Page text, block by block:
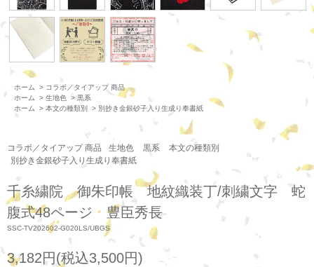
ホーム > コラボ／タイアップ 商品
ホーム
> 生地色 >黒系
ホーム
> 本文の種類別 > 別抄き金銀砂子入り生成り奉書紙
コラボ／タイアップ 商品 生地色 黒系
本文の種類別
別抄き金銀砂子入り生成り奉書紙
千糸繍院 御朱印帳 地紋織装丁/刺繍文字 蛇
腹式48ページ 豊臣秀長
SSC-TV202602-G020LS/UBGS
3,182円(税込3,500円)